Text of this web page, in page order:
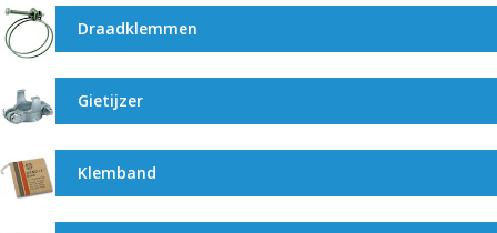
Draadklemmen
Gietijzer
Klemband